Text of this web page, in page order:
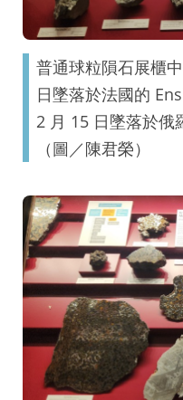
普通球粒隕石展櫃
日墜落於法國的
2 月 15 日墜落於俄
（圖／陳君榮）